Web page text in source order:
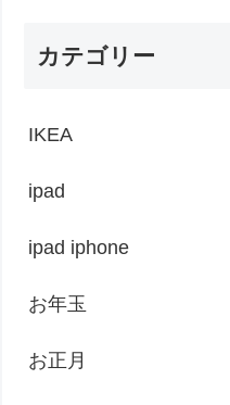
カテゴリー
IKEA
ipad
ipad iphone
お年玉
お正月